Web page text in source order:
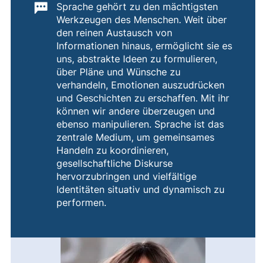
Wichtige Informationen:
Sprache gehört zu den mächtigsten
Werkzeugen des Menschen. Weit über
den reinen Austausch von
Informationen hinaus, ermöglicht sie es
uns, abstrakte Ideen zu formulieren,
über Pläne und Wünsche zu
verhandeln, Emotionen auszudrücken
und Geschichten zu erschaffen. Mit ihr
können wir andere überzeugen und
ebenso manipulieren. Sprache ist das
zentrale Medium, um gemeinsames
Handeln zu koordinieren,
gesellschaftliche Diskurse
hervorzubringen und vielfältige
Identitäten situativ und dynamisch zu
performen.